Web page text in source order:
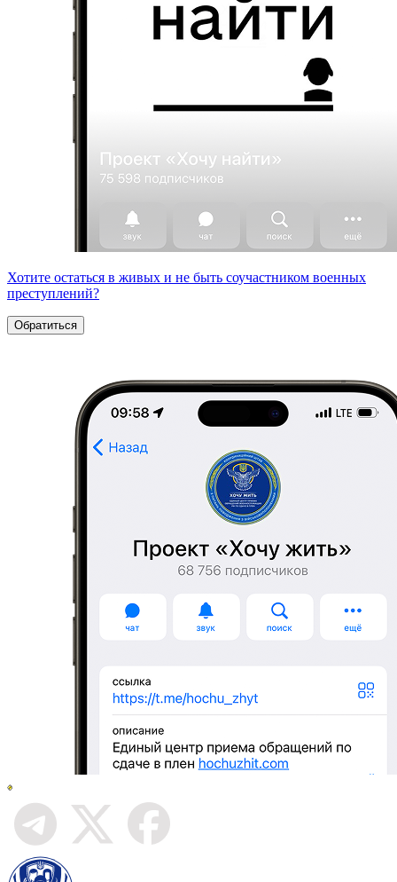
Хотите остаться в живых и не быть соучастником военных
преступлений?
Обратиться